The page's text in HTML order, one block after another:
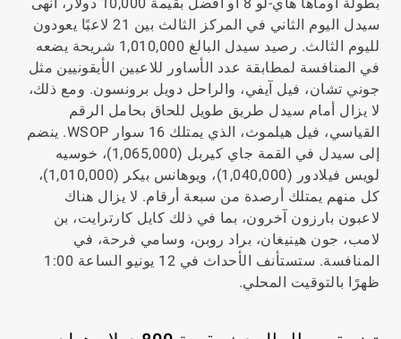
بطولة أوماها هاي-لو 8 أو أفضل بقيمة 10,000 دولار، أنهى
سيدل اليوم الثاني في المركز الثالث بين 21 لاعبًا يعودون
لليوم الثالث. رصيد سيدل البالغ 1,010,000 شريحة يضعه
في المنافسة لمطابقة عدد الأساور للاعبين الأيقونيين مثل
جوني تشان، فيل آيفي، والراحل دويل برونسون. ومع ذلك،
لا يزال أمام سيدل طريق طويل للحاق بحامل الرقم
القياسي، فيل هيلموث، الذي يمتلك 16 سوار WSOP. ينضم
إلى سيدل في القمة جاي كيربل (1,065,000)، خوسيه
لويس فيلادور (1,040,000)، ويوهانس بيكر (1,010,000)،
كل منهم يمتلك أرصدة من سبعة أرقام. لا يزال هناك
لاعبون بارزون آخرون، بما في ذلك كايل كارترايت، بن
لامب، جون هينيغان، براد روبن، وسامي فرحة، في
المنافسة. ستستأنف الأحداث في 12 يونيو الساعة 1:00
ظهرًا بالتوقيت المحلي.